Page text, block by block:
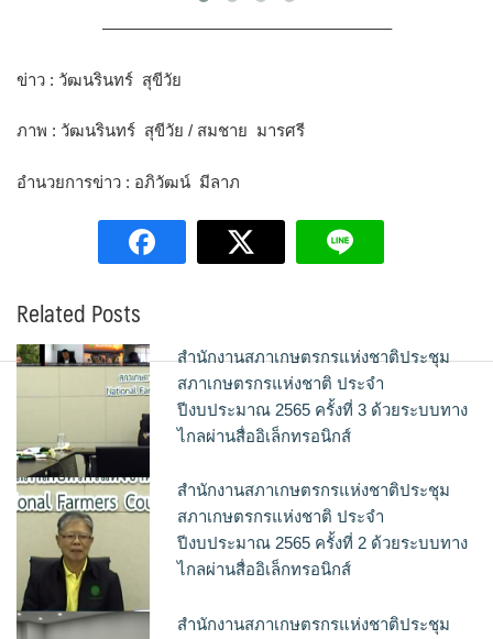
—————————————————–
ข่าว : วัฒนรินทร์ สุขีวัย
ภาพ : วัฒนรินทร์ สุขีวัย / สมชาย มารศรี
อำนวยการข่าว : อภิวัฒน์ มีลาภ
Related Posts
สำนักงานสภาเกษตรกรแห่งชาติประชุม
สภาเกษตรกรแห่งชาติ ประจำ
ปีงบประมาณ 2565 ครั้งที่ 3 ด้วยระบบทาง
ไกลผ่านสื่ออิเล็กทรอนิกส์
สำนักงานสภาเกษตรกรแห่งชาติประชุม
สภาเกษตรกรแห่งชาติ ประจำ
ปีงบประมาณ 2565 ครั้งที่ 2 ด้วยระบบทาง
ไกลผ่านสื่ออิเล็กทรอนิกส์
สำนักงานสภาเกษตรกรแห่งชาติประชุม